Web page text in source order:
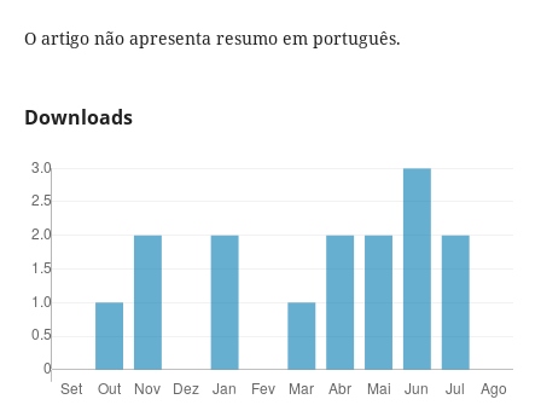
O artigo não apresenta resumo em português.
Downloads